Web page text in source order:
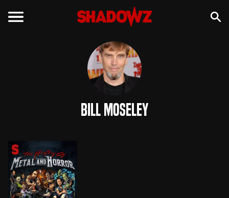
Bill Moseley